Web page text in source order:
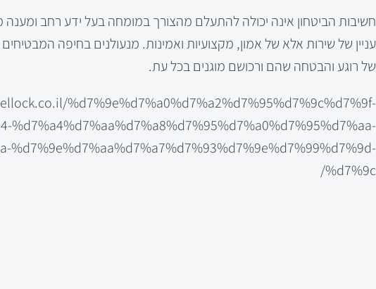
חשיבות הביטחון אינה יכולה להתעלם מהצורך במומחה בעל ידע רחב
עניין של שירות אלא של אמון, מקצועיות ואמינות. מנעולנים בחיפה
של רוגע והבטחה שהם ורכושם מוגנים בכל עת.
%d7%9e%d7%a0%d7%a2%d7%95%d7%9c%d7%9f-
%d7%a4%d7%aa%d7%a8%d7%95%d7%a0%d7%95%d7%aa-
%d7%9e%d7%aa%d7%a7%d7%93%d7%9e%d7%99%d7%9d-
%d7%9c/